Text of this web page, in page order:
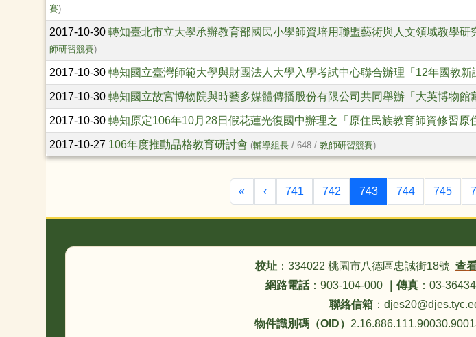
賽)
2017-10-30轉知臺北市立大學承辦教育部國民小學師資培用聯盟藝術與人文領域教學
師研習競賽)
2017-10-30轉知國立臺灣師範大學與財團法人大學入學考試中心聯合辦理「12年國教
2017-10-30轉知國立故宮博物院與時藝多媒體傳播股份有限公司共同舉辦「大英博物
2017-10-30轉知原定106年10月28日假花蓮光復國中辦理之「原住民族教育師資修習
2017-10-27 106年度推動品格教育研討會 (輔導組長 / 648 /教師研習競賽)
«第一頁
‹上一頁
741 742 743(目前頁次)
744 745
校址 ：334022 桃園市八德區忠誠街18號 查
網路電話：903-104-000 傳真：03-
聯絡信箱 ：
物件識別碼（OID）